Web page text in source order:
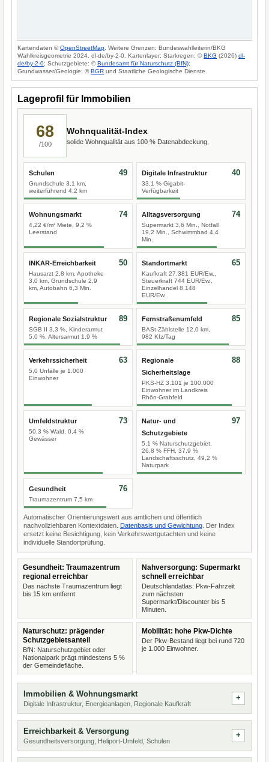
Kartendaten ©OpenStreetMap . Weitere Grenzen: Bundeswahlleiterin/BKG
Wahlkreisgeometrie 2024, dl-de/by-2-0. Kartenlayer: Starkregen: ©BKG (2026) dl-
de/by-2-0; Schutzgebiete: ©Bundesamt für Naturschutz (BfN);
Grundwasser/Geologie: ©BGR und Staatliche Geologische Dienste.
Lageprofil für Immobilien
68
/100
Wohnqualität-Index
solide Wohnqualität aus 100 % Datenabdeckung.
Schulen
Grundschule 3,1 km,
weiterführend 4,2 km
49 Digitale Infrastruktur
33,1 % Gigabit-
Verfügbarkeit
40
Wohnungsmarkt
4,22 €/m² Miete, 9,2 %
Leerstand
74 Alltagsversorgung
Supermarkt 3,6 Min., Notfall
19,2 Min., Schwimmbad 4,4
Min.
74
INKAR-Erreichbarkeit
Hausarzt 2,8 km, Apotheke
3,0 km, Grundschule 2,9
km, Autobahn 6,3 Min.
50 Standortmarkt
Kaufkraft 27.381 EUR/Ew.,
Steuerkraft 744 EUR/Ew.,
Einzelhandel 8.148
EUR/Ew.
65
Regionale Sozialstruktur
SGB II 3,3 %, Kinderarmut
5,0 %, Altersarmut 1,9 %
89 Fernstraßenumfeld
BASt-Zählstelle 12,0 km,
982 Kfz/Tag
85
Verkehrssicherheit
5,0 Unfälle je 1.000
Einwohner
63
Regionale
Sicherheitslage
PKS-HZ 3.101 je 100.000
Einwohner im Landkreis
Rhön-Grabfeld
88
Umfeldstruktur
50,3 % Wald, 0,4 %
Gewässer
73
Natur- und
Schutzgebiete
5,1 % Naturschutzgebiet,
26,8 % FFH, 37,9 %
Landschaftsschutz, 49,2 %
Naturpark
97
Gesundheit
Traumazentrum 7,5 km
76
Automatischer Orientierungswert aus amtlichen und öffentlich
nachvollziehbaren Kontextdaten. Datenbasis und Gewichtung . Der Index
ersetzt keine Besichtigung, kein Verkehrswertgutachten und keine
individuelle Standortprüfung.
Gesundheit: Traumazentrum
regional erreichbar
Das nächste Traumazentrum liegt
bis 15 km entfernt.
Nahversorgung: Supermarkt
schnell erreichbar
Deutschlandatlas: Pkw-Fahrzeit
zum nächsten
Supermarkt/Discounter bis 5
Minuten.
Naturschutz: prägender
Schutzgebietsanteil
BfN: Naturschutzgebiet oder
Nationalpark prägt mindestens 5 %
der Gemeindefläche.
Mobilität: hohe Pkw-Dichte
Der Pkw-Bestand liegt bei rund 720
je 1.000 Einwohner.
Immobilien & Wohnungsmarkt
Digitale Infrastruktur, Energieanlagen, Regionale Kaufkraft
Erreichbarkeit & Versorgung
Gesundheitsversorgung, Heliport-Umfeld, Schulen